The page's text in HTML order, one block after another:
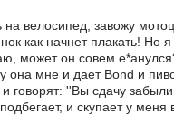
велосипед, завожу
как начнет плакать! Но
может он совем
она мне и дает Bond и
говорят: ''Вы сдачу
и скупает у